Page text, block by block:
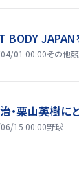
BODY JAPAN
01 00:00その他
・栗山英樹に
15 00:00野球